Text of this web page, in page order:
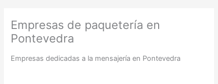
Empresas de paquetería en
Pontevedra
Empresas dedicadas a la mensajería en Pontevedra